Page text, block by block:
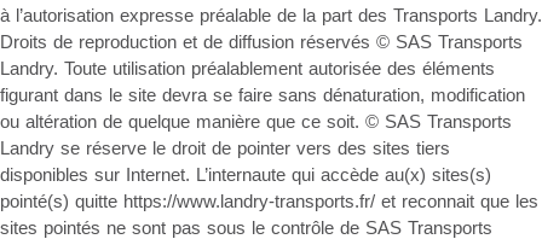
à l’autorisation expresse préalable de la part des Transports Landry.
Droits de reproduction et de diffusion réservés © SAS Transports
Landry. Toute utilisation préalablement autorisée des éléments
figurant dans le site devra se faire sans dénaturation, modification
ou altération de quelque manière que ce soit. © SAS Transports
Landry se réserve le droit de pointer vers des sites tiers
disponibles sur Internet. L’internaute qui accède au(x) sites(s)
pointé(s) quitte https://www.landry-transports.fr/ et reconnait que les
sites pointés ne sont pas sous le contrôle de SAS Transports